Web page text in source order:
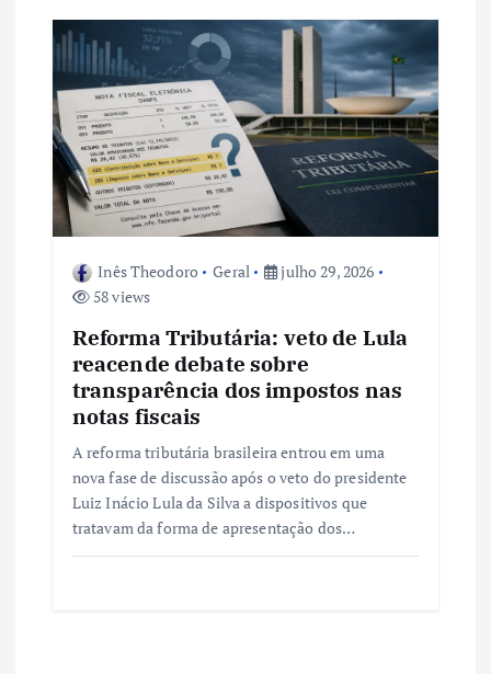
Inês Theodoro Geral
julho 29, 2026
58 views
Reforma Tributária: veto de Lula
reacende debate sobre
transparência dos impostos nas
notas fiscais
A reforma tributária brasileira entrou em uma
nova fase de discussão após o veto do presidente
Luiz Inácio Lula da Silva a dispositivos que
tratavam da forma de apresentação dos…